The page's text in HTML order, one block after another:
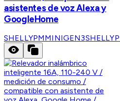
asistentes de voz Alexa y
GoogleHome
SHELLYPMMINIGEN3